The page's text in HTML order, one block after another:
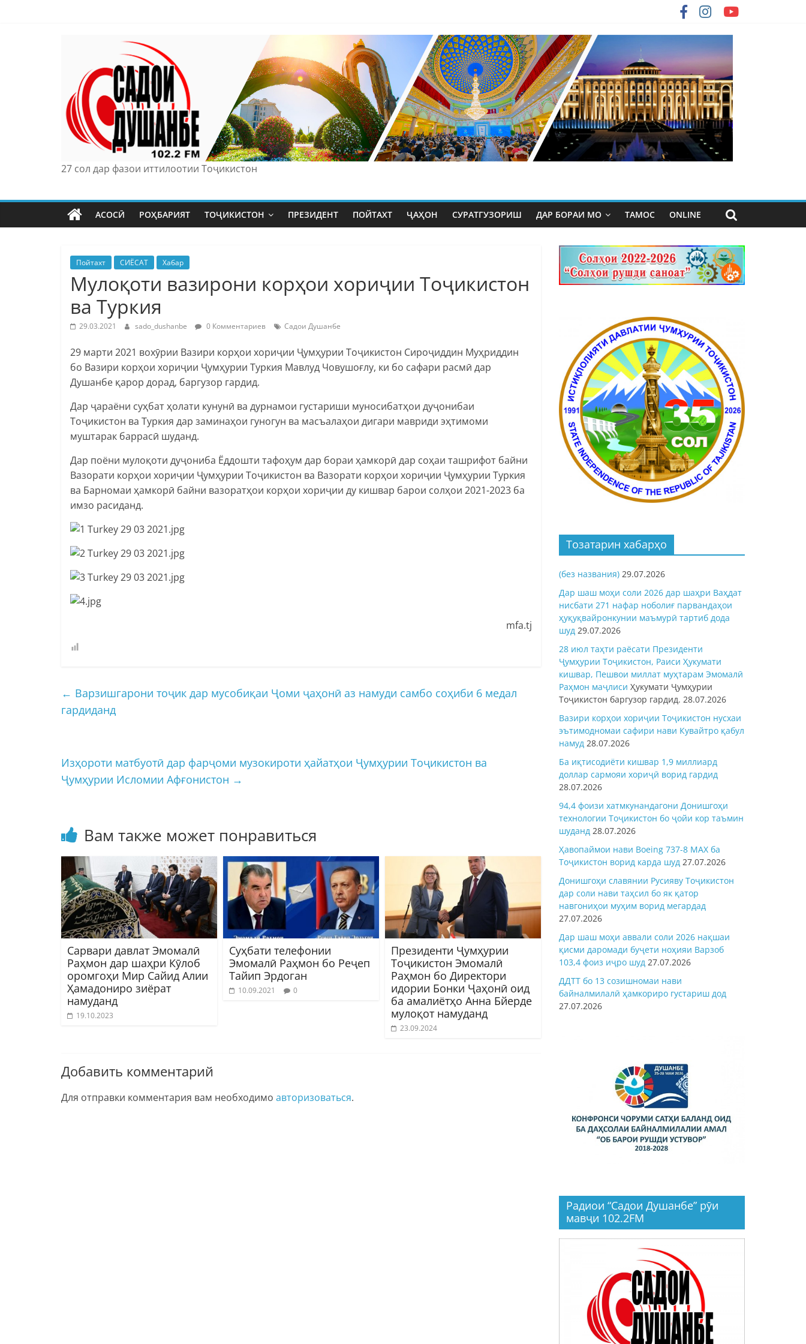
27 сол дар фазои иттилоотии Тоҷикистон
АСОСӢ РОҲБАРИЯТ ТОҶИКИСТОН ПРЕЗИДЕНТ ПОЙТАХТ ҶАҲОН СУРАТГУЗОРИШ ДАР БОРАИ МО ТАМОС ONLINE
Пойтахт СИЁСАТ Хабар
Мулоқоти вазирони корҳои хориҷии Тоҷикистон
ва Туркия
29.03.2021 sado_dushanbe 0 Комментариев Садои Душанбе
29 марти 2021 вохӯрии Вазири корҳои хориҷии Ҷумҳурии Тоҷикистон Сироҷиддин Муҳриддин
бо Вазири корҳои хориҷии Ҷумҳурии Туркия Мавлуд Човушоғлу, ки бо сафари расмӣ дар
Душанбе қарор дорад, баргузор гардид.
Дар ҷараёни суҳбат ҳолати кунунӣ ва дурнамои густариши муносибатҳои дуҷонибаи
Тоҷикистон ва Туркия дар заминаҳои гуногун ва масъалаҳои дигари мавриди эҳтимоми
муштарак баррасӣ шуданд.
Дар поёни мулоқоти дуҷониба Ёддошти тафоҳум дар бораи ҳамкорӣ дар соҳаи ташрифот байни
Вазорати корҳои хориҷии Ҷумҳурии Тоҷикистон ва Вазорати корҳои хориҷии Ҷумҳурии Туркия
ва Барномаи ҳамкорӣ байни вазоратҳои корҳои хориҷии ду кишвар барои солҳои 2021-2023 ба
имзо расиданд.
mfa.tj
← Варзишгарони тоҷик дар мусобиқаи Ҷоми ҷаҳонӣ аз намуди самбо соҳиби 6 медал
гардиданд
Изҳороти матбуотӣ дар фарҷоми музокироти ҳайатҳои Ҷумҳурии Тоҷикистон ва
Ҷумҳурии Исломии Афғонистон →
Вам также может понравиться
Сарвари давлат Эмомалӣ
Раҳмон дар шаҳри Кӯлоб
оромгоҳи Мир Сайид Алии
Ҳамадониро зиёрат
намуданд
19.10.2023
Суҳбати телефонии
Эмомалӣ Раҳмон бо Реҷеп
Тайип Эрдоган
10.09.2021 0
Президенти Ҷумҳурии
Тоҷикистон Эмомалӣ
Раҳмон бо Директори
идории Бонки Ҷаҳонӣ оид
ба амалиётҳо Анна Бйерде
мулоқот намуданд
23.09.2024
Добавить комментарий
Для отправки комментария вам необходимо авторизоваться.
Тозатарин хабарҳо
(без названия) 29.07.2026
Дар шаш моҳи соли 2026 дар шаҳри Ваҳдат
нисбати 271 нафар ноболиғ парвандаҳои
ҳуқуқвайронкунии маъмурӣ тартиб дода
шуд 29.07.2026
28 июл таҳти раёсати Президенти
Ҷумҳурии Тоҷикистон, Раиси Ҳукумати
кишвар, Пешвои миллат муҳтарам Эмомалӣ
Раҳмон маҷлиси Ҳукумати Ҷумҳурии
Тоҷикистон баргузор гардид. 28.07.2026
Вазири корҳои хориҷии Тоҷикистон нусхаи
эътимодномаи сафири нави Кувайтро қабул
намуд 28.07.2026
Ба иқтисодиёти кишвар 1,9 миллиард
доллар сармояи хориҷӣ ворид гардид
28.07.2026
94,4 фоизи хатмкунандагони Донишгоҳи
технологии Тоҷикистон бо ҷойи кор таъмин
шуданд 28.07.2026
Ҳавопаймои нави Boeing 737-8 MAX ба
Тоҷикистон ворид карда шуд 27.07.2026
Донишгоҳи славянии Русияву Тоҷикистон
дар соли нави таҳсил бо як қатор
навгониҳои муҳим ворид мегардад
27.07.2026
Дар шаш моҳи аввали соли 2026 нақшаи
қисми даромади буҷети ноҳияи Варзоб
103,4 фоиз иҷро шуд 27.07.2026
ДДТТ бо 13 созишномаи нави
байналмилалӣ ҳамкориро густариш дод
27.07.2026
Радиои “Садои Душанбе” рӯи
мавҷи 102.2FM